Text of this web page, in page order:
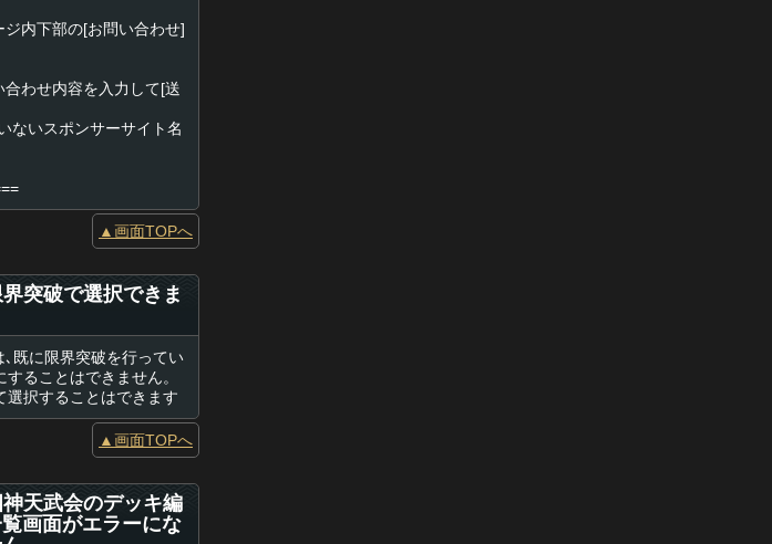
内下部の[お問い合わせ]
わせ内容を入力して[送
ないスポンサーサイト名
▲画面TOPへ
突破で選択できま
既に限界突破を行ってい
ることはできません。
択することはできます
▲画面TOPへ
天武会のデッキ編
画面がエラーにな